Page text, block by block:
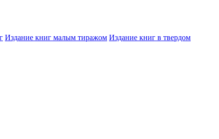
Издание книг малым тиражом Издание книг в твердом